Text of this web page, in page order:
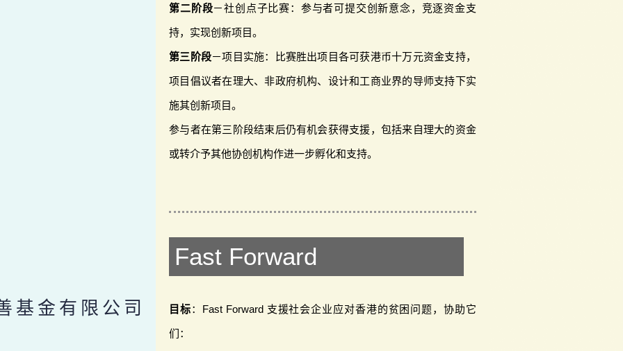
第二阶段－社创点子比赛：参与者可提交创新意念，竞逐资金支
持，实现创新项目。
第三阶段－项目实施：比赛胜出项目各可获港币十万元资金支持，
项目倡议者在理大、非政府机构、设计和工商业界的导师支持下实
施其创新项目。
参与者在第三阶段结束后仍有机会获得支援，包括来自理大的资金
或转介予其他协创机构作进一步孵化和支持。
Fast Forward
基金有限公司 目标：Fast Forward 支援社会企业应对香港的贫困问题，协助它
们：